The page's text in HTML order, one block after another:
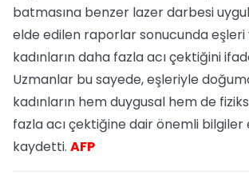
batmasına benzer lazer darbesi
elde edilen raporlar sonucunda eşleri
kadınların daha fazla acı çektiğini
Uzmanlar bu sayede, eşleriyle
kadınların hem duygusal hem de
fazla acı çektiğine dair önemli bilgiler
kaydetti. AFP